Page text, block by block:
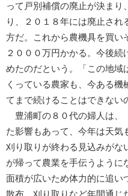
って戸別補償の廃止が決まり
り、２０１８年には廃止さ
方だ。これから農機具を買い
２０００万円かかる。今後
めたのだという。「この地域
くっている農家も、今ある
てまで続けることはできない
豊浦町の８０代の婦人は、
た影響もあって、今年は天気
刈り取りが終わる見込みがな
が帰って農業を手伝うように
面積が広いため体力的に追い
散布、刈り取りなど年間通じ